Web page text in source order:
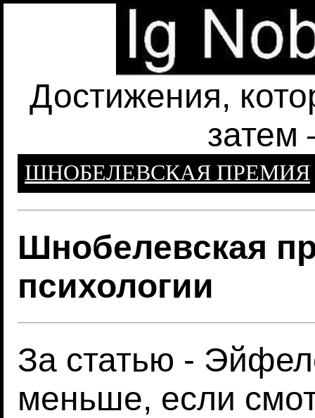
Достижения,
затем
ШНОБЕЛЕВСКАЯ ПРЕМИЯ
Шнобелевская
психологии
За статью -
меньше, если